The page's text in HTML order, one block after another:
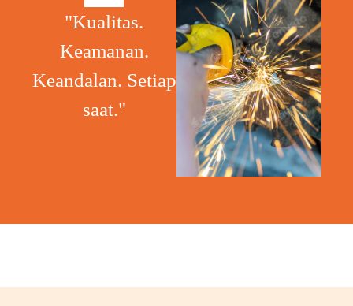
"Kualitas.
Keamanan.
Keandalan. Setiap
saat."